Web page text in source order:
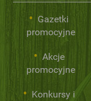
Gazetki
promocyjne
Akcje
promocyjne
Konkursy i